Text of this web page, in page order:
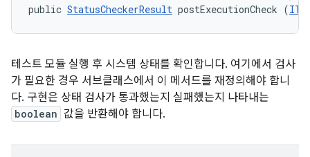
public StatusCheckerResult postExecutionCheck (
테스트 모듈 실행 후 시스템 상태를 확인합니다. 여기에서 검사
가 필요한 경우 서브클래스에서 이 메서드를 재정의해야 합니
다. 구현은 상태 검사가 통과했는지 실패했는지 나타내는
boolean 값을 반환해야 합니다.